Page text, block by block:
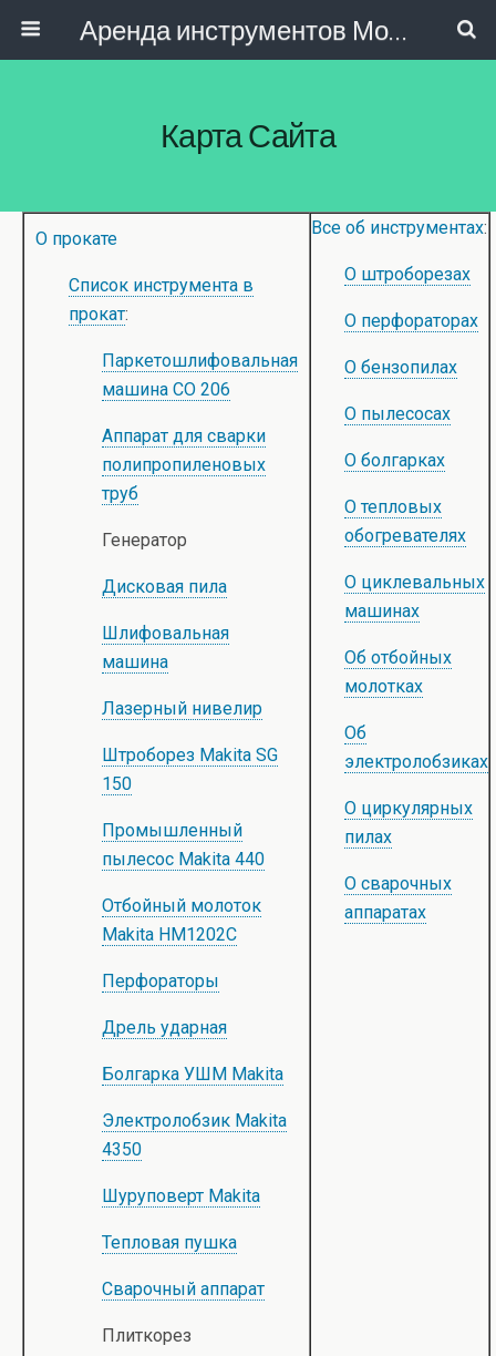
Аренда инструментов Москва
Карта Сайта
О прокате
Список инструмента в
прокат:
Паркетошлифовальная
машина СО 206
Аппарат для сварки
полипропиленовых
труб
Генератор
Дисковая пила
Шлифовальная
машина
Лазерный нивелир
Штроборез Makita SG
150
Промышленный
пылесос Makita 440
Отбойный молоток
Makita HM1202C
Перфораторы
Дрель ударная
Болгарка УШМ Makita
Электролобзик Makita
4350
Шуруповерт Makita
Тепловая пушка
Сварочный аппарат
Плиткорез
Все об инструментах:
О штроборезах
О перфораторах
О бензопилах
О пылесосах
О болгарках
О тепловых
обогревателях
О циклевальных
машинах
Об отбойных
молотках
Об
электролобзиках
О циркулярных
пилах
О сварочных
аппаратах